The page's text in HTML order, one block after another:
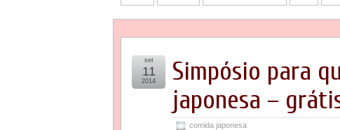
Simpósio para
japonesa –
comida japonesa
set
11
2014